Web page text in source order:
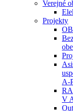
Verejné
Projekty
A-
V